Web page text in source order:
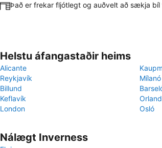
Það er frekar fljótlegt og auðvelt að sækja bíl
Helstu áfangastaðir heims
Alicante
Reykjavík
Mílanó
Billund
Keflavík
London
Osló
Nálægt Inverness